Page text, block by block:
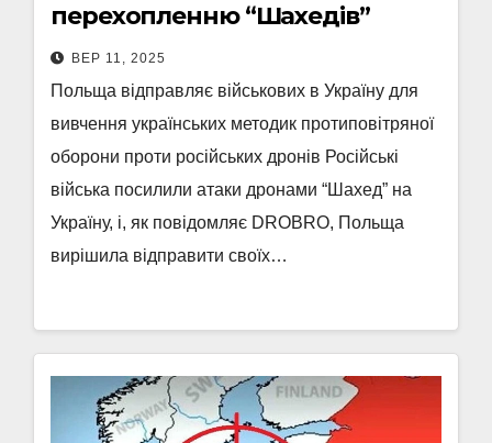
перехопленню “Шахедів”
ВЕР 11, 2025
Польща відправляє військових в Україну для
вивчення українських методик протиповітряної
оборони проти російських дронів Російські
війська посилили атаки дронами “Шахед” на
Україну, і, як повідомляє DROBRO, Польща
вирішила відправити своїх…